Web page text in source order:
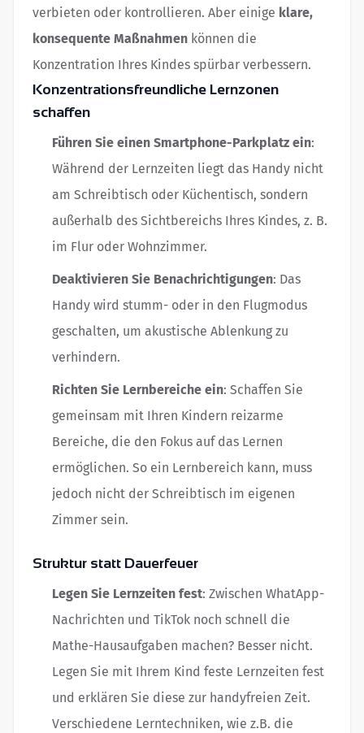
verbieten oder kontrollieren. Aber einige klare,
konsequente Maßnahmen können die
Konzentration Ihres Kindes spürbar verbessern.
Konzentrationsfreundliche Lernzonen
schaffen
Führen Sie einen Smartphone-Parkplatz ein:
Während der Lernzeiten liegt das Handy nicht
am Schreibtisch oder Küchentisch, sondern
außerhalb des Sichtbereichs Ihres Kindes, z. B.
im Flur oder Wohnzimmer.
Deaktivieren Sie Benachrichtigungen: Das
Handy wird stumm- oder in den Flugmodus
geschalten, um akustische Ablenkung zu
verhindern.
Richten Sie Lernbereiche ein: Schaffen Sie
gemeinsam mit Ihren Kindern reizarme
Bereiche, die den Fokus auf das Lernen
ermöglichen. So ein Lernbereich kann, muss
jedoch nicht der Schreibtisch im eigenen
Zimmer sein.
Struktur statt Dauerfeuer
Legen Sie Lernzeiten fest: Zwischen WhatApp-
Nachrichten und TikTok noch schnell die
Mathe-Hausaufgaben machen? Besser nicht.
Legen Sie mit Ihrem Kind feste Lernzeiten fest
und erklären Sie diese zur handyfreien Zeit.
Verschiedene Lerntechniken, wie z.B. die